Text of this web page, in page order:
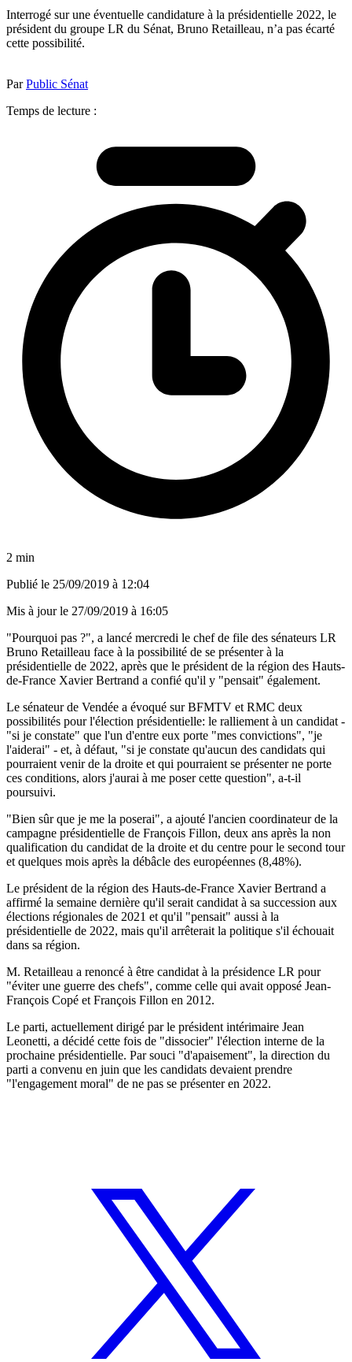
Interrogé sur une éventuelle candidature à la présidentielle 2022, le
président du groupe LR du Sénat, Bruno Retailleau, n’a pas écarté
cette possibilité.
ParPublic Sénat
Temps de lecture :
2 min
Publié le 25/09/2019 à 12:04
Mis à jour le 27/09/2019 à 16:05
"Pourquoi pas ?", a lancé mercredi le chef de file des sénateurs LR
Bruno Retailleau face à la possibilité de se présenter à la
présidentielle de 2022, après que le président de la région des Hauts-
de-France Xavier Bertrand a confié qu'il y "pensait" également.
Le sénateur de Vendée a évoqué sur BFMTV et RMC deux
possibilités pour l'élection présidentielle: le ralliement à un candidat -
"si je constate" que l'un d'entre eux porte "mes convictions", "je
l'aiderai" - et, à défaut, "si je constate qu'aucun des candidats qui
pourraient venir de la droite et qui pourraient se présenter ne porte
ces conditions, alors j'aurai à me poser cette question", a-t-il
poursuivi.
"Bien sûr que je me la poserai", a ajouté l'ancien coordinateur de la
campagne présidentielle de François Fillon, deux ans après la non
qualification du candidat de la droite et du centre pour le second tour
et quelques mois après la débâcle des européennes (8,48%).
Le président de la région des Hauts-de-France Xavier Bertrand a
affirmé la semaine dernière qu'il serait candidat à sa succession aux
élections régionales de 2021 et qu'il "pensait" aussi à la
présidentielle de 2022, mais qu'il arrêterait la politique s'il échouait
dans sa région.
M. Retailleau a renoncé à être candidat à la présidence LR pour
"éviter une guerre des chefs", comme celle qui avait opposé Jean-
François Copé et François Fillon en 2012.
Le parti, actuellement dirigé par le président intérimaire Jean
Leonetti, a décidé cette fois de "dissocier" l'élection interne de la
prochaine présidentielle. Par souci "d'apaisement", la direction du
parti a convenu en juin que les candidats devaient prendre
"l'engagement moral" de ne pas se présenter en 2022.